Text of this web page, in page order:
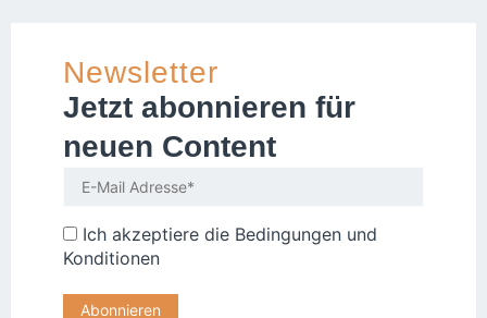
Newsletter
Jetzt abonnieren für
neuen Content
Ich akzeptiere die Bedingungen und
Konditionen